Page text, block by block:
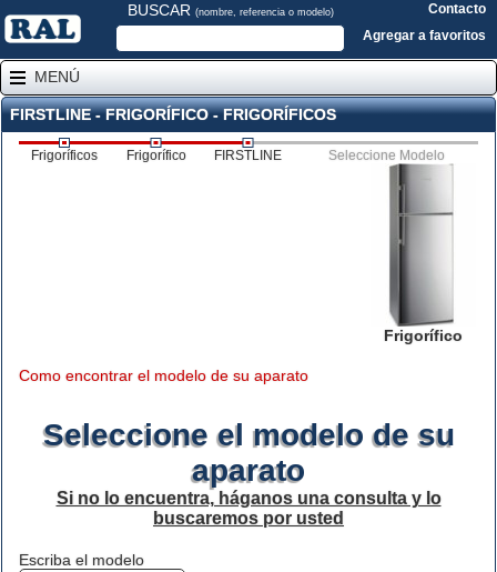
BUSCAR (nombre, referencia o modelo)
Contacto
Agregar a favoritos
MENÚ
FIRSTLINE - FRIGORÍFICO - FRIGORÍFICOS
Frigoríficos Frigorífico FIRSTLINE Seleccione Modelo
Frigorífico
Como encontrar el modelo de su aparato
Seleccione el modelo de su
aparato
Si no lo encuentra, háganos una consulta y lo
buscaremos por usted
Escriba el modelo